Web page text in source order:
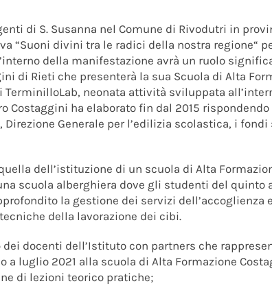
di S. Susanna nel Comune di Rivodutri in
“Suoni divini tra le radici della nostra regione“
della manifestazione avrà un ruolo
di Rieti che presenterà la sua Scuola di Alta
TerminilloLab, neonata attività sviluppata
Costaggini ha elaborato fin dal 2015
Direzione Generale per l’edilizia scolastica, i
dell’istituzione di un scuola di Alta
scuola alberghiera dove gli studenti del quinto
la gestione dei servizi dell’accoglienza
della lavorazione dei cibi.
docenti dell’Istituto con partners che
a luglio 2021 alla scuola di Alta Formazione
di lezioni teorico pratiche;